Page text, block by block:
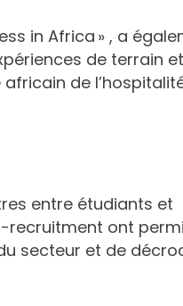
in Africa » , a
de terrain
de
entre étudiants et
recruitment ont
secteur et de